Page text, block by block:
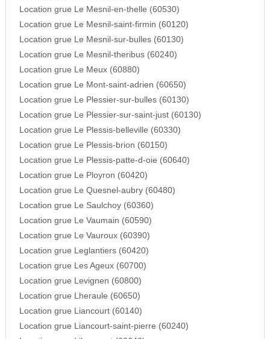
Location grue Le Mesnil-en-thelle (60530)
Location grue Le Mesnil-saint-firmin (60120)
Location grue Le Mesnil-sur-bulles (60130)
Location grue Le Mesnil-theribus (60240)
Location grue Le Meux (60880)
Location grue Le Mont-saint-adrien (60650)
Location grue Le Plessier-sur-bulles (60130)
Location grue Le Plessier-sur-saint-just (60130)
Location grue Le Plessis-belleville (60330)
Location grue Le Plessis-brion (60150)
Location grue Le Plessis-patte-d-oie (60640)
Location grue Le Ployron (60420)
Location grue Le Quesnel-aubry (60480)
Location grue Le Saulchoy (60360)
Location grue Le Vaumain (60590)
Location grue Le Vauroux (60390)
Location grue Leglantiers (60420)
Location grue Les Ageux (60700)
Location grue Levignen (60800)
Location grue Lheraule (60650)
Location grue Liancourt (60140)
Location grue Liancourt-saint-pierre (60240)